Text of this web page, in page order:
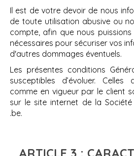
Il est de votre devoir de nous
de toute utilisation abusive ou
compte, afin que nous
nécessaires pour sécuriser vos
d'autres dommages éventuels.
Les présentes conditions
susceptibles d’évoluer.
comme en vigueur par le client
sur le site internet de la Société
.be.
ARTICLE 3 :